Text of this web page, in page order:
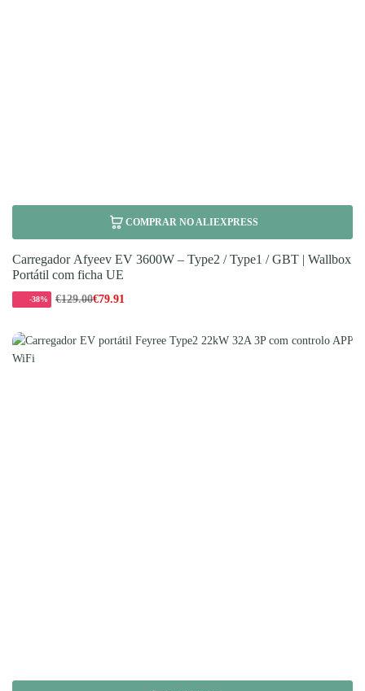
COMPRAR NO ALIEXPRESS
Carregador Afyeev EV 3600W – Type2 / Type1 / GBT | Wallbox
Portátil com ficha UE
-38% €129.00€79.91